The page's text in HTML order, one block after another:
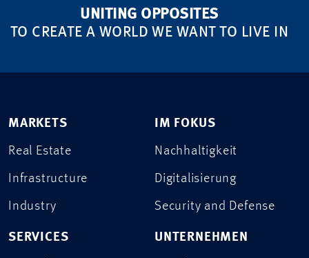
UNITING OPPOSITES
TO CREATE A WORLD WE WANT TO LIVE IN
MARKETS
Real Estate
Infrastructure
Industry
SERVICES
IM FOKUS
Nachhaltigkeit
Digitalisierung
Security and Defense
UNTERNEHMEN